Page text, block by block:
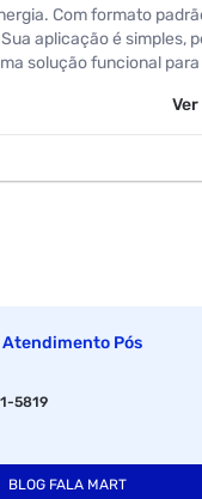
Com formato
aplicação é
solução funcional
Ver
Pós
5819
BLOG FALA MART